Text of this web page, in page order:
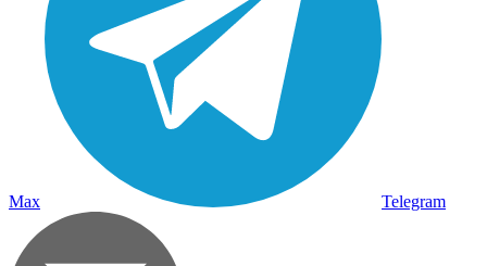
Max Telegram